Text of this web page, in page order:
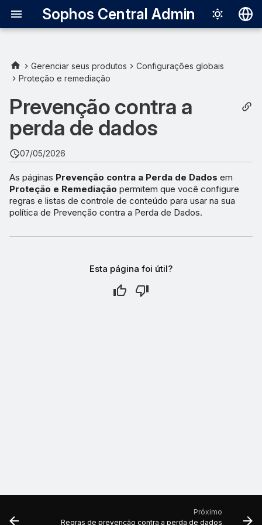
Sophos Central Admin
English
Português
Gerenciar seus produtos
Configurações globais
Proteção e remediação
Prevenção contra a
perda de dados
07/05/2026
As páginas Prevenção contra a Perda de Dados em
Proteção e Remediação permitem que você configure
regras e listas de controle de conteúdo para usar na sua
política de Prevenção contra a Perda de Dados.
Esta página foi útil?
Próximo
Regras de prevenção contra a perda de dados